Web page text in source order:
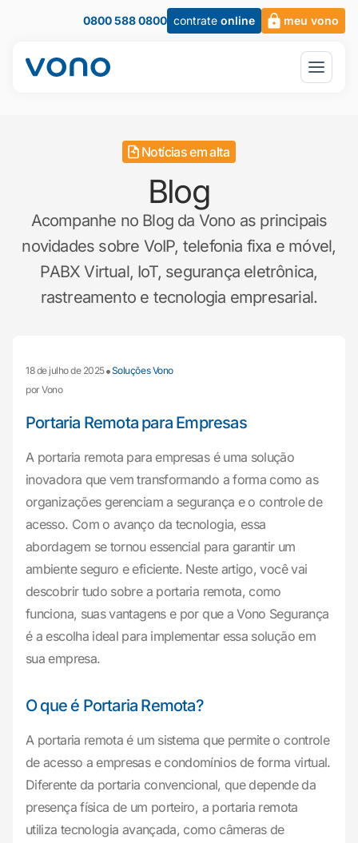
0800 588 0800 contrate online meu vono
Notícias em alta
Blog
Acompanhe no Blog da Vono as principais
novidades sobre VoIP, telefonia fixa e móvel,
PABX Virtual, IoT, segurança eletrônica,
rastreamento e tecnologia empresarial.
18 de julho de 2025•Soluções Vono
por Vono
Portaria Remota para Empresas
A portaria remota para empresas é uma solução
inovadora que vem transformando a forma como as
organizações gerenciam a segurança e o controle de
acesso. Com o avanço da tecnologia, essa
abordagem se tornou essencial para garantir um
ambiente seguro e eficiente. Neste artigo, você vai
descobrir tudo sobre a portaria remota, como
funciona, suas vantagens e por que a Vono Segurança
é a escolha ideal para implementar essa solução em
sua empresa.
O que é Portaria Remota?
A portaria remota é um sistema que permite o controle
de acesso a empresas e condomínios de forma virtual.
Diferente da portaria convencional, que depende da
presença física de um porteiro, a portaria remota
utiliza tecnologia avançada, como câmeras de